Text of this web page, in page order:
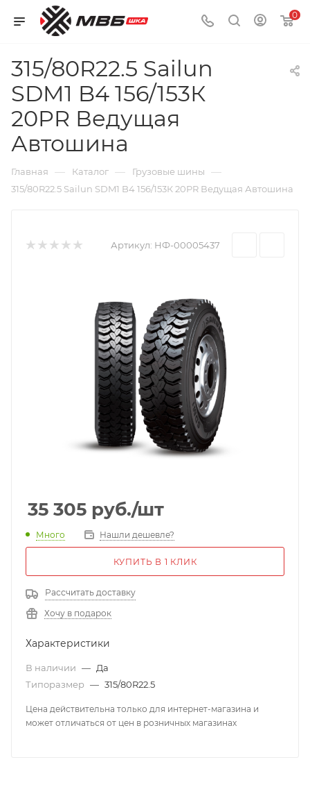
0
315/80R22.5 Sailun
SDM1 B4 156/153К
20PR Ведущая
Автошина
Главная — Каталог — Грузовые шины —
315/80R22.5 Sailun SDM1 B4 156/153К 20PR Ведущая Автошина
Артикул: НФ-00005437
35 305 руб./шт
Много Нашли дешевле?
КУПИТЬ В 1 КЛИК
Рассчитать доставку
Хочу в подарок
Характеристики
В наличии — Да
Типоразмер — 315/80R22.5
Цена действительна только для интернет-магазина и
может отличаться от цен в розничных магазинах